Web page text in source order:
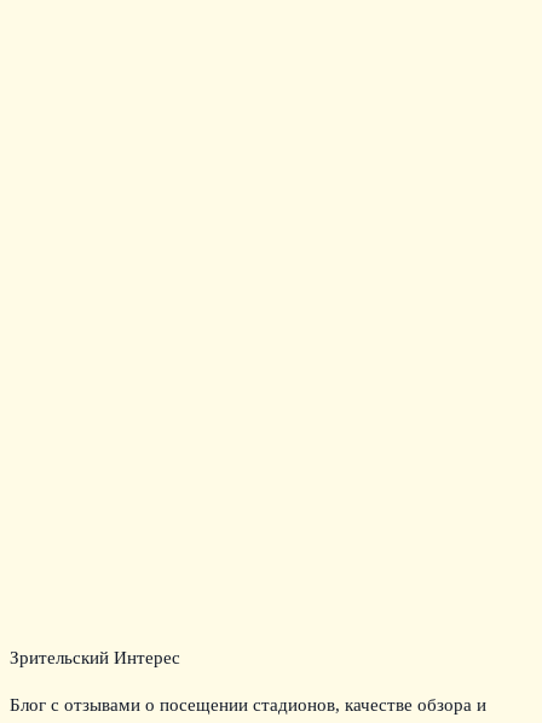
Зрительский Интерес
Блог с отзывами о посещении стадионов, качестве обзора и